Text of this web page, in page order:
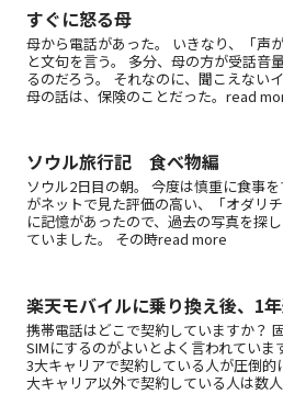
すぐに怒る母
母から電話があった。 いきなり、「声
と文句を言う。 多分、母の方が受話音
るのだろう。 それなのに、聞こえない
母の話は、保険のことだった。read
ソウル旅行記 食べ物編
ソウル2日目の朝。 今度は慎重に食事
がネットで見た評価の高い、「オダリ
に記憶があったので、過去の写真を探
ていました。 その時read more
楽天モバイルに乗り換え後、1
携帯電話はどこで契約していますか？
SIMにするのがよいとよく言われてい
3大キャリアで契約している人が圧倒的
大キャリア以外で契約している人は数